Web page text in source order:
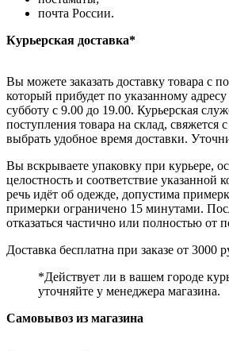
почта России.
Курьерская доставка*
Вы можете заказать доставку товара с
который прибудет по указанному
субботу с 9.00 до 19.00. Курьерская
поступления товара на склад, свяжется
выбрать удобное время доставки.
Вы вскрываете упаковку при курьере,
целостность и соответствие указанной
речь идёт об одежде, допустима
примерки ограничено 15 минутами.
отказаться частично или полностью от
Доставка бесплатна при заказе от 3000
*Действует ли в вашем городе
уточняйте у менеджера магазина.
Самовывоз из магазина